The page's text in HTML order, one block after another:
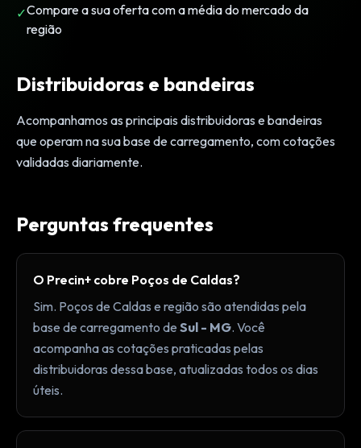
✓Compare a sua oferta com a média do mercado da
região
Distribuidoras e bandeiras
Acompanhamos as principais distribuidoras e bandeiras
que operam na sua base de carregamento, com cotações
validadas diariamente.
Perguntas frequentes
O Precin+ cobre Poços de Caldas?
Sim. Poços de Caldas e região são atendidas pela
base de carregamento de Sul - MG. Você
acompanha as cotações praticadas pelas
distribuidoras dessa base, atualizadas todos os dias
úteis.